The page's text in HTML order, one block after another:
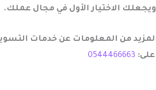
الاختيار الأول في مجال عملك.
من المعلومات عن خدمات التسويق
:
0544466663